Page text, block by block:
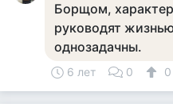
Борщом,
руководят
однозадачны.
6 лет 0 0